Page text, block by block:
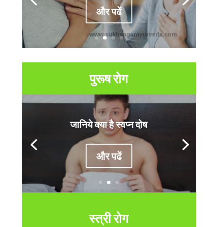
और पढें
पुरूष रोग
जानिये क्या है स्वप्न दोष
और पढें
स्त्री रोग